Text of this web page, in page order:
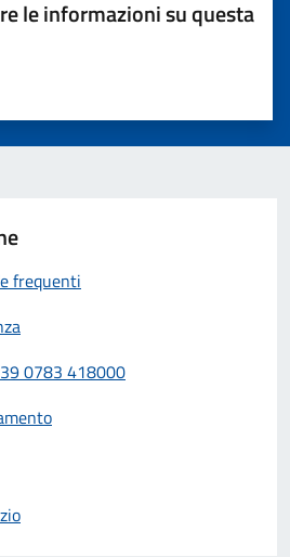
le informazioni su questa
stelle su 5
su 5
5
frequenti
0783 418000